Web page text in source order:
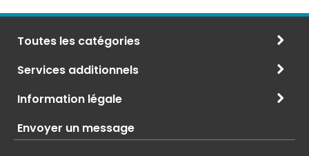
Toutes les catégories
Services additionnels
Information légale
Envoyer un message